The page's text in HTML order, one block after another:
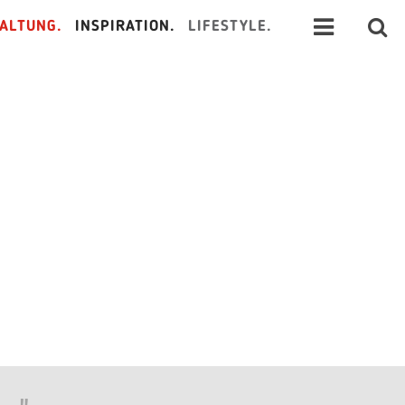
INSPIRATION. LIFESTYLE.